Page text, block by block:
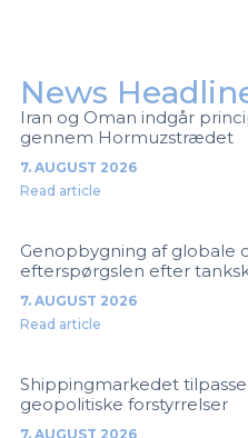
News
Iran og Oman indgår
gennem Hormuzstrædet
7. AUGUST 2026
Read article
Genopbygning af globale
efterspørgslen efter
7. AUGUST 2026
Read article
Shippingmarkedet
geopolitiske forstyrrelser
7. AUGUST 2026